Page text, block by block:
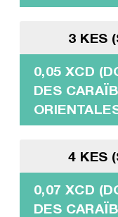
3 KES
0,05 XCD
DES
4 KES
0,07 XCD
DES